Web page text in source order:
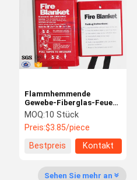
Flammhemmende
Gewebe-Fiberglas-Feuer-
Decke für Heizwärme-
Schutz
MOQ:10 Stück
Preis:$3.85/piece
Bestpreis
Kontakt
Sehen Sie mehr an